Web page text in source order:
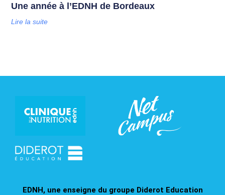
Une année à l’EDNH de Bordeaux
Lire la suite
EDNH, une enseigne du groupe Diderot Education​